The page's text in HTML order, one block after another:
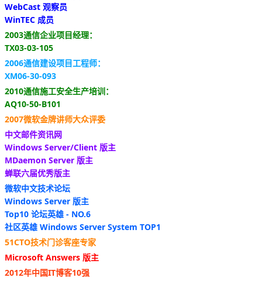
WebCast 观察员
WinTEC 成员
2003通信企业项目经理：
TX03-03-105
2006通信建设项目工程师：
XM06-30-093
2010通信施工安全生产培训：
AQ10-50-B101
2007微软金牌讲师大众评委
中文邮件资讯网
Windows Server/Client 版主
MDaemon Server 版主
蝉联六届优秀版主
微软中文技术论坛
Windows Server 版主
Top10 论坛英雄 - NO.6
社区英雄 Windows Server System TOP1
51CTO技术门诊客座专家
Microsoft Answers 版主
2012年中国IT博客10强